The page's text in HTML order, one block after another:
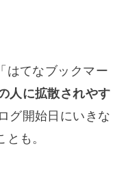
はてなブックマー
人に拡散されやす
グ開始日にいきな
も。